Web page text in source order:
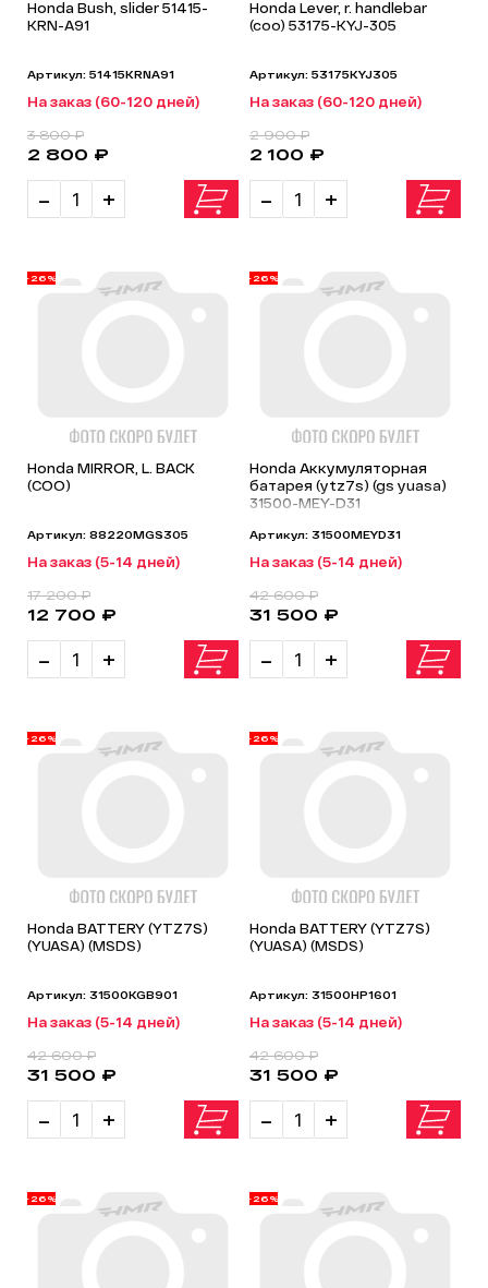
Honda Bush, slider 51415-
KRN-A91
Артикул: 51415KRNA91
На заказ (60-120 дней)
- +
2 800 ₽
3 800 ₽
Honda Lever, r. handlebar
(coo) 53175-KYJ-305
Артикул: 53175KYJ305
На заказ (60-120 дней)
- +
2 100 ₽
2 900 ₽
-26%
Honda MIRROR, L. BACK
(COO)
Артикул: 88220MGS305
На заказ (5-14 дней)
- +
12 700 ₽
17 200 ₽
-26%
Honda Аккумуляторная
батарея (ytz7s) (gs yuasa)
31500-MEY-D31
Артикул: 31500MEYD31
На заказ (5-14 дней)
- +
31 500 ₽
42 600 ₽
-26%
Honda BATTERY (YTZ7S)
(YUASA) (MSDS)
Артикул: 31500KGB901
На заказ (5-14 дней)
- +
31 500 ₽
42 600 ₽
-26%
Honda BATTERY (YTZ7S)
(YUASA) (MSDS)
Артикул: 31500HP1601
На заказ (5-14 дней)
- +
31 500 ₽
42 600 ₽
-26% -26%